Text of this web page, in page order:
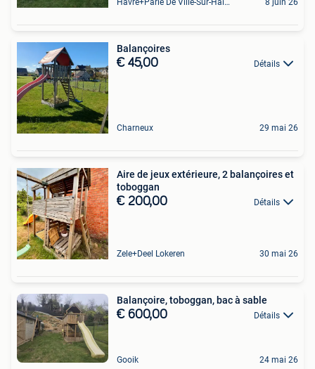
Havre+Parie De Ville-Sur-Haine 8 juin 26
Balançoires
€ 45,00 Détails
Charneux 29 mai 26
Aire de jeux extérieure, 2 balançoires et
toboggan
€ 200,00 Détails
Zele+Deel Lokeren 30 mai 26
Balançoire, toboggan, bac à sable
€ 600,00 Détails
Gooik 24 mai 26